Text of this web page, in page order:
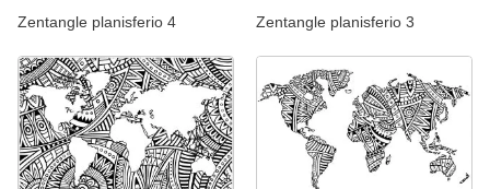
Zentangle planisferio 4 Zentangle planisferio 3